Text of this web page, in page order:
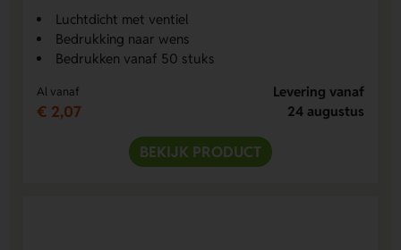
Luchtdicht met ventiel
Bedrukking naar wens
Bedrukken vanaf 50 stuks
Al vanaf
€ 2,07
Levering vanaf
24 augustus
BEKIJK PRODUCT